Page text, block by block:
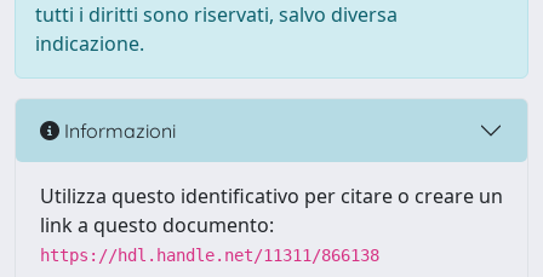
tutti i diritti sono riservati, salvo diversa
indicazione.
Informazioni
Utilizza questo identificativo per citare o creare un
link a questo documento:
https://hdl.handle.net/11311/866138